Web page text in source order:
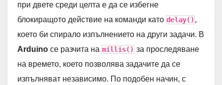
при двете среди целта е да се избегне
блокиращото действие на команди като delay() ,
което би спирало изпълнението на други задачи. В
Arduino се разчита на millis() за проследяване
на времето, което позволява задачите да се
изпълняват независимо. По подобен начин, с